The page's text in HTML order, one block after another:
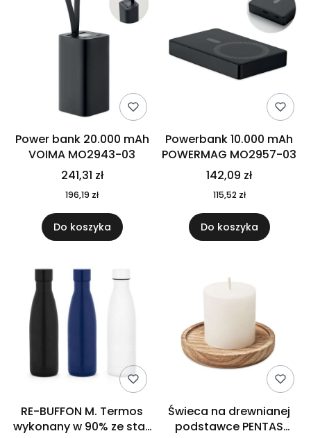
Power bank 20.000 mAh
VOIMA MO2943-03
241,31 zł
196,19 zł
Do koszyka
Powerbank 10.000 mAh
POWERMAG MO2957-03
142,09 zł
115,52 zł
Do koszyka
RE-BUFFON M. Termos
wykonany w 90% ze stali
Świeca na drewnianej
podstawce PENTAS